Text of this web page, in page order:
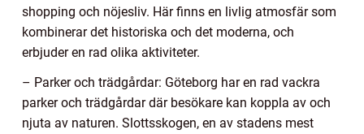
shopping och nöjesliv. Här finns en livlig atmosfär som
kombinerar det historiska och det moderna, och
erbjuder en rad olika aktiviteter.
– Parker och trädgårdar: Göteborg har en rad vackra
parker och trädgårdar där besökare kan koppla av och
njuta av naturen. Slottsskogen, en av stadens mest